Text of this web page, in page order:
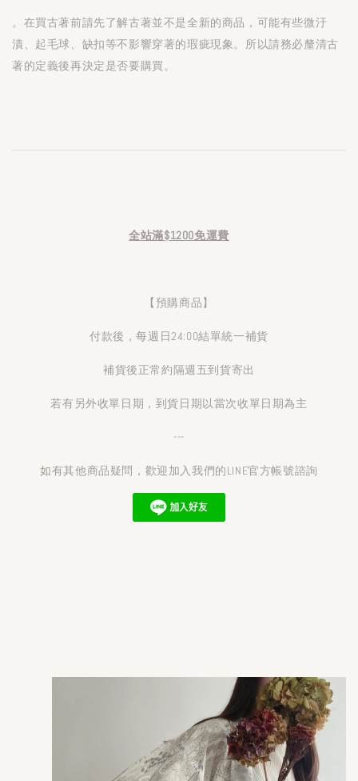
。在買古著前請先了解古著並不是全新的商品，可能有些微汙
漬、起毛球、缺扣等不影響穿著的瑕疵現象。所以請務必釐清古
著的定義後再決定是否要購買。
全站滿$1200免運費
【預購商品】
付款後，每週日24:00結單統一補貨
補貨後正常約隔週五到貨寄出
若有另外收單日期，到貨日期以當次收單日期為主
---
如有其他商品疑問，歡迎加入我們的LINE官方帳號諮詢